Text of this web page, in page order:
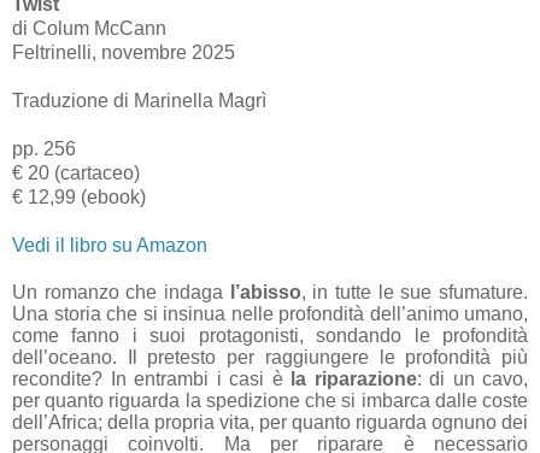
di Colum McCann
Feltrinelli, novembre 2025
Traduzione di Marinella Magrì
pp. 256
€ 20 (cartaceo)
€ 12,99 (ebook)
Vedi il libro su Amazon
Un romanzo che indaga l’abisso, in tutte le sue sfumature.
Una storia che si insinua nelle profondità dell’animo umano,
come fanno
i suoi protagonisti, sondando le profondità
dell’oceano. Il pretesto per raggiungere le profondità più
recondite? In entrambi i casi è la riparazione: di un cavo,
per quanto riguarda la spedizione che si imbarca dalle coste
dell’Africa; della propria vita, per quanto riguarda ognuno dei
personaggi coinvolti. Ma per riparare è necessario